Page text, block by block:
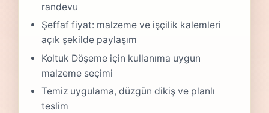
randevu
Şeffaf fiyat: malzeme ve işçilik kalemleri
açık şekilde paylaşım
Koltuk Döşeme için kullanıma uygun
malzeme seçimi
Temiz uygulama, düzgün dikiş ve planlı
teslim